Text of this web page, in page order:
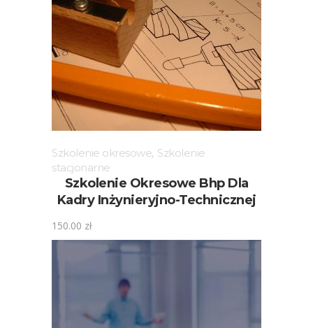
Szkolenie okresowe, Szkolenie
stacjonarne
Szkolenie Okresowe Bhp Dla
Kadry Inżynieryjno-Technicznej
150.00 zł